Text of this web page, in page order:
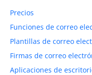
Precios
Funciones de correo
Plantillas de correo
Firmas de correo
Aplicaciones de